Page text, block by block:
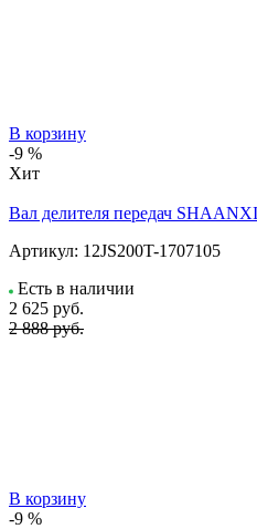
В корзину
-9 %
Хит
Вал делителя передач
Артикул: 12JS200T-1707105
Есть в наличии
2 625 руб.
2 888 руб.
В корзину
-9 %